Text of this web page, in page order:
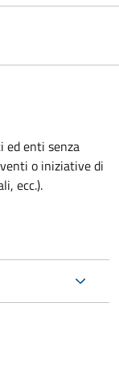
ed enti senza
o iniziative di
ecc.).